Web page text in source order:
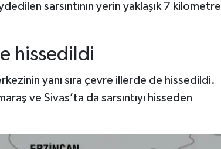
sarsıntının yerin yaklaşık 7 kilometre
hissedildi
yanı sıra çevre illerde de hissedildi.
ve Sivas’ta da sarsıntıyı hisseden